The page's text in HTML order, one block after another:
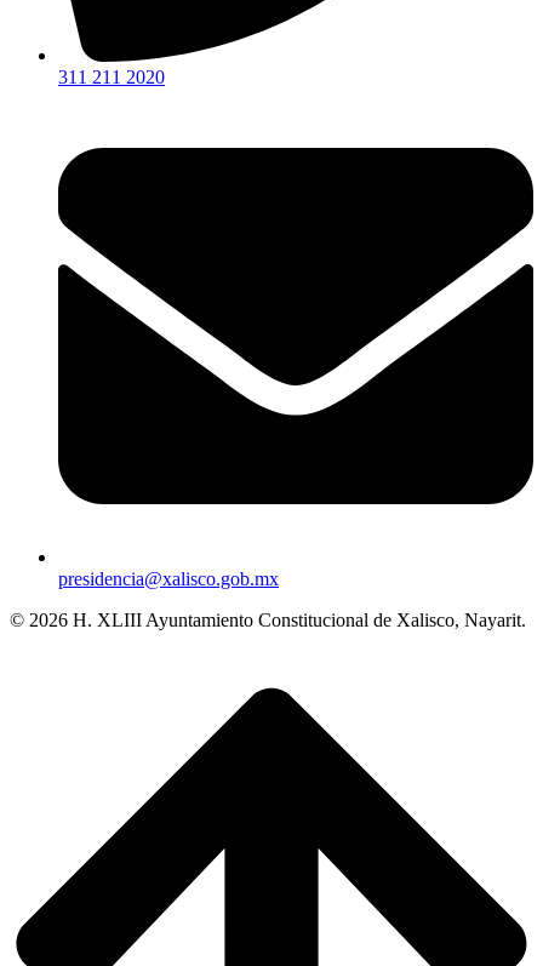
311 211 2020
presidencia@xalisco.gob.mx
© 2026 H. XLIII Ayuntamiento Constitucional de Xalisco, Nayarit.